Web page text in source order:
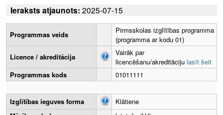
Ieraksts atjaunots: 2025-07-15
Programmas veids
Pirmsskolas izglītības programma
(programma ar kodu 01)
Licence / akreditācija
Vairāk par
licencēšanu/akreditāciju lasīt šeit
Programmas kods
01011111
Izglītības ieguves forma
Klātiene